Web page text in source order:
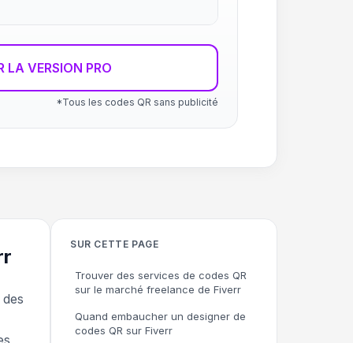
LA VERSION PRO
*Tous les codes QR sans publicité
SUR CETTE PAGE
Trouver des services de codes QR
sur le marché freelance de Fiverr
Quand embaucher un designer de
codes QR sur Fiverr